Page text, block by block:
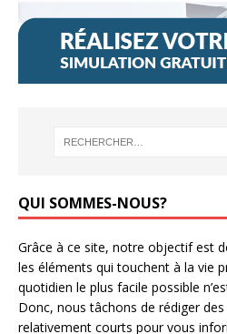
QUI SOMMES-NOUS?
Grâce à ce site, notre objectif est
les éléments qui touchent à la vie
quotidien le plus facile possible
Donc, nous tâchons de rédiger
relativement courts pour vous